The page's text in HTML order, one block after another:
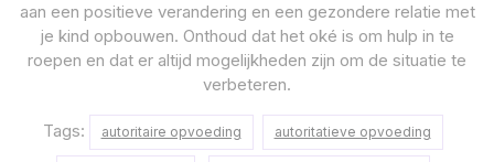
aan een positieve verandering en een gezondere relatie met
je kind opbouwen. Onthoud dat het oké is om hulp in te
roepen en dat er altijd mogelijkheden zijn om de situatie te
verbeteren.
Tags: autoritaire opvoeding autoritatieve opvoeding